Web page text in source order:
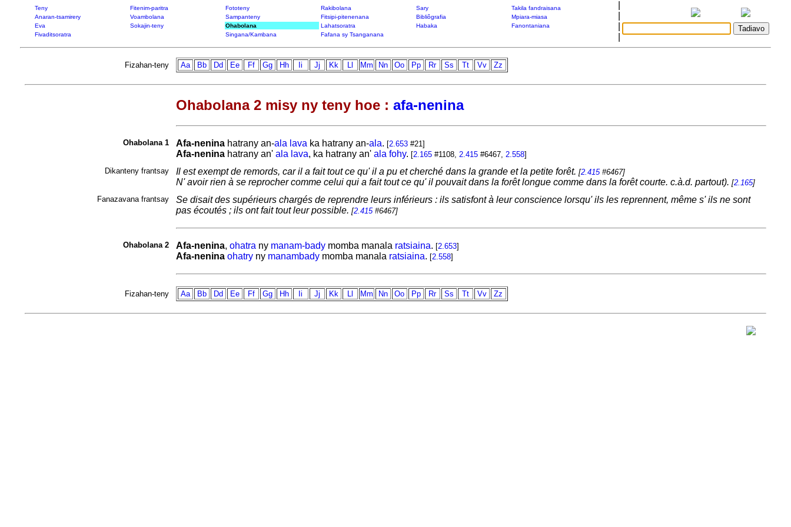
Teny Fitenim-paritra Fototeny Rakibolana Sary
Takila fandraisana
Anaran-tsamirery
Voambolana Sampanteny Fitsipi-pitenenana Bibliôgrafia
Mpiara-miasa
Eva
Sokajin-teny Ohabolana Lahatsoratra Habaka
Fanontaniana
Fivaditsoratra
Singana/Kambana Fafana sy Tsanganana
Fizahan-teny Aa Bb Dd Ee Ff Gg Hh Ii Jj Kk Ll Mm Nn Oo Pp Rr Ss Tt Vv Zz
Ohabolana 2 misy ny teny hoe : afa-nenina
Ohabolana 1 Afa-neninahatrany an-ala lava ka hatrany an-ala. [2.653#21]
Afa-neninahatrany an' ala lava, ka hatrany an' ala fohy. [2.165#1108, 2.415#6467, 2.558]
Dikanteny frantsay
Il est exempt de remords, car il a fait tout ce qu' il a pu et cherché dans la grande et la petite forêt. [2.415#6467]
N' avoir rien à se reprocher comme celui qui a fait tout ce qu' il pouvait dans la forêt longue comme dans la forêt courte. c.à.d. partout). [2.165]
Fanazavana frantsay
Se disait des supérieurs chargés de reprendre leurs inférieurs : ils satisfont à leur conscience lorsqu' ils les reprennent, même s' ils ne sont
pas écoutés ; ils ont fait tout leur possible. [2.415#6467]
Ohabolana 2 Afa-nenina, ohatra ny manam-badymomba manala ratsiaina. [2.653]
Afa-nenina ohatryny manambadymomba manala ratsiaina. [2.558]
Fizahan-teny Aa Bb Dd Ee Ff Gg Hh Ii Jj Kk Ll Mm Nn Oo Pp Rr Ss Tt Vv Zz